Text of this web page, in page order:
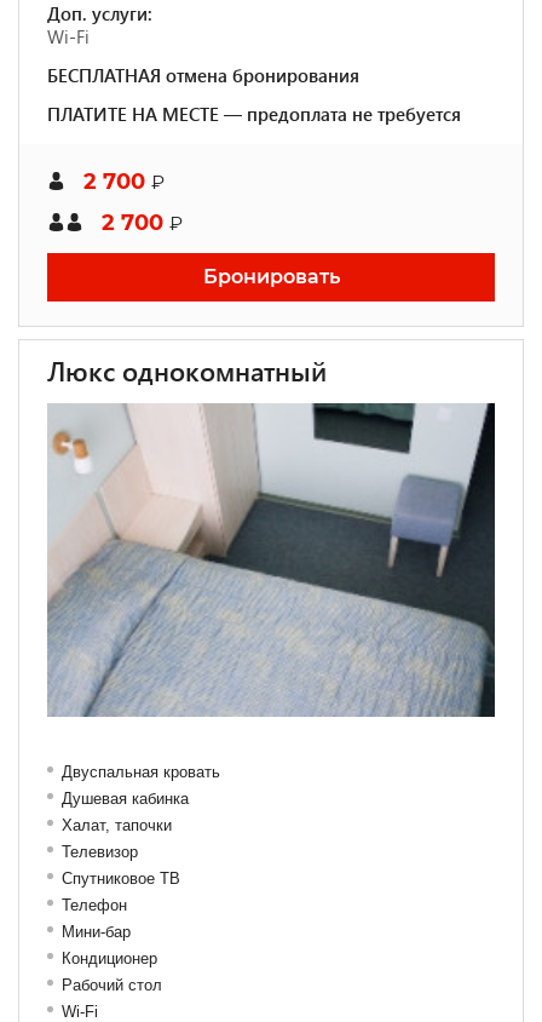
Доп. услуги:
Wi-Fi
БЕСПЛАТНАЯ отмена бронирования
ПЛАТИТЕ НА МЕСТЕ — предоплата не требуется
2 700 ₽
2 700 ₽
Бронировать
Люкс однокомнатный
Двуспальная кровать
Душевая кабинка
Халат, тапочки
Телевизор
Спутниковое ТВ
Телефон
Мини-бар
Кондиционер
Рабочий стол
Wi-Fi